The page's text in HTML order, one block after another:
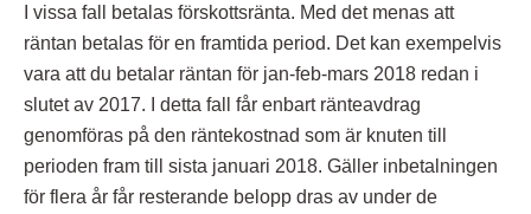
I vissa fall betalas förskottsränta. Med det menas att
räntan betalas för en framtida period. Det kan exempelvis
vara att du betalar räntan för jan-feb-mars 2018 redan i
slutet av 2017. I detta fall får enbart ränteavdrag
genomföras på den räntekostnad som är knuten till
perioden fram till sista januari 2018. Gäller inbetalningen
för flera år får resterande belopp dras av under de